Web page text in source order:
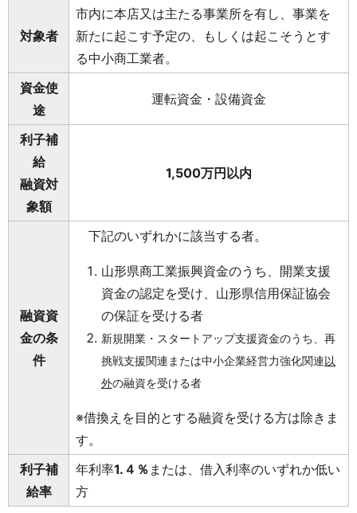
対象者
市内に本店又は主たる事業所を有し、事業を
新たに起こす予定の、もしくは起こそうとす
る中小商工業者。
資金使
途
運転資金・設備資金
利子補
給
融資対
象額
1,500万円以内
融資資
金の条
件
下記のいずれかに該当する者。
山形県商工業振興資金のうち、開業支援
資金の認定を受け、山形県信用保証協会
の保証を受ける者
新規開業・スタートアップ支援資金のうち、再
挑戦支援関連または中小企業経営力強化関連以
外の融資を受ける者
※借換えを目的とする融資を受ける方は除きま
す。
利子補
給率
年利率1.４％ または、借入利率のいずれか低い
方